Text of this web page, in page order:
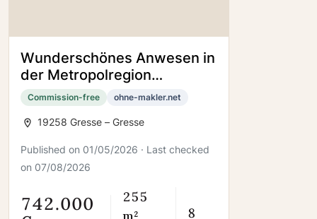
Wunderschönes Anwesen in
der Metropolregion
Hamburg - Architektenhaus
mit Einlieger +
Nebengebäude
Commission-free ohne-makler.net
19258 Gresse – Gresse
Published on 01/05/2026 · Last checked
on 07/08/2026
742.000
255
8